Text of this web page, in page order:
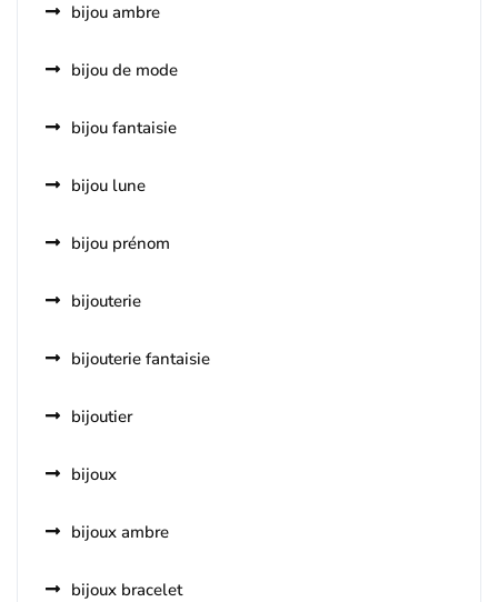
bijou ambre
bijou de mode
bijou fantaisie
bijou lune
bijou prénom
bijouterie
bijouterie fantaisie
bijoutier
bijoux
bijoux ambre
bijoux bracelet